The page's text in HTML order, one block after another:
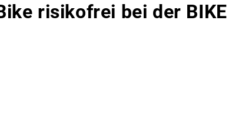
risikofrei bei der